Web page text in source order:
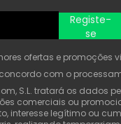
Registe-
se
ofertas e promoções
com o
S.L. tratará os dados
comerciais ou
interesse legítimo ou